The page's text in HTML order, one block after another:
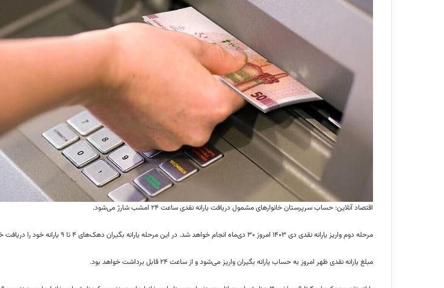
اقتصاد آنلاین: حساب سرپرستان خانوارهای مشمول دریافت یارانه نقدی ساعت ۲۴ امشب شارژ می‌شود.
مرحله دوم واریز یارانه نقدی دی ۱۴۰۳ امروز ۳۰ دی‌ماه انجام خواهد شد. در این مرحله یارانه بگیران دهک‌های ۴ تا ۹ یارانه خود را دریافت خواهند کرد.
مبلغ یارانه نقدی ظهر امروز به حساب یارانه بگیران واریز می‌شود و از ساعت ۲۴ قابل برداشت خواهد بود.